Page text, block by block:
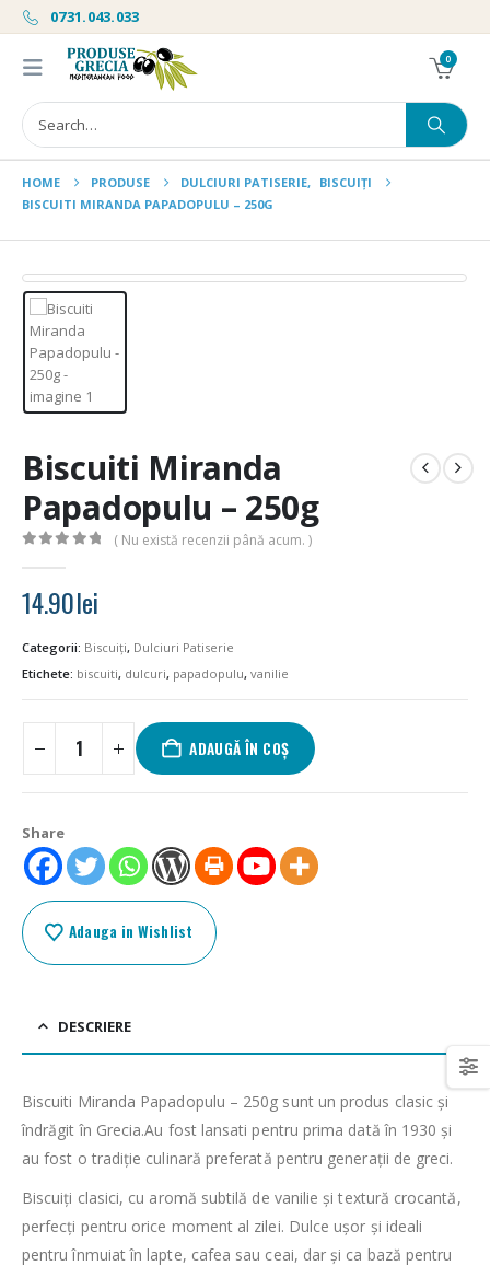
0731.043.033
0
HOME PRODUSE DULCIURI PATISERIE, BISCUIȚI
BISCUITI MIRANDA PAPADOPULU – 250G
Biscuiti Miranda
Papadopulu – 250g
( Nu există recenzii până acum. )
14.90lei
Categorii: Biscuiți, Dulciuri Patiserie
Etichete: biscuiti, dulcuri, papadopulu, vanilie
ADAUGĂ ÎN COȘ
Share
Adauga in Wishlist
DESCRIERE
Biscuiti Miranda Papadopulu – 250g sunt un produs clasic și
îndrăgit în Grecia.Au fost lansati pentru prima dată în 1930 și
au fost o tradiție culinară preferată pentru generații de greci.
Biscuiți clasici, cu aromă subtilă de vanilie și textură crocantă,
perfecți pentru orice moment al zilei. Dulce ușor și ideali
pentru înmuiat în lapte, cafea sau ceai, dar și ca bază pentru